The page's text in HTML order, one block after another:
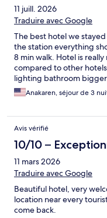
11 juill. 2026
Traduire avec Google
The best hotel we
the station everything
8 min walk. Hotel is
compared to other
lighting bathroom
Staff is really helpful and
Anakaren, séjour de 3
Avis vérifié
10/10 –
11 mars 2026
Traduire avec Google
Beautiful hotel, very
location near every
come back.